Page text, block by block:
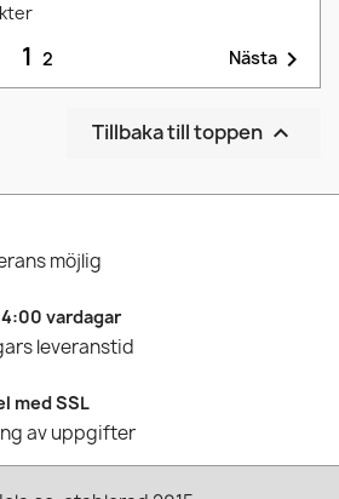
1 2 Nästa 
Tillbaka till toppen 
möjlig
vardagar
leveranstid
med SSL
av uppgifter